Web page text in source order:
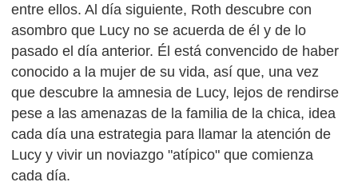
entre ellos. Al día siguiente, Roth descubre con
asombro que Lucy no se acuerda de él y de lo
pasado el día anterior. Él está convencido de haber
conocido a la mujer de su vida, así que, una vez
que descubre la amnesia de Lucy, lejos de rendirse
pese a las amenazas de la familia de la chica, idea
cada día una estrategia para llamar la atención de
Lucy y vivir un noviazgo "atípico" que comienza
cada día.